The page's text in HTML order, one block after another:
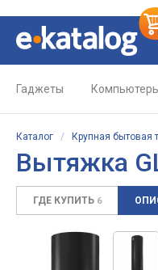
Гаджеты
Каталог / Крупная бытовая
Вытяжка
ГДЕ КУПИТЬ 6